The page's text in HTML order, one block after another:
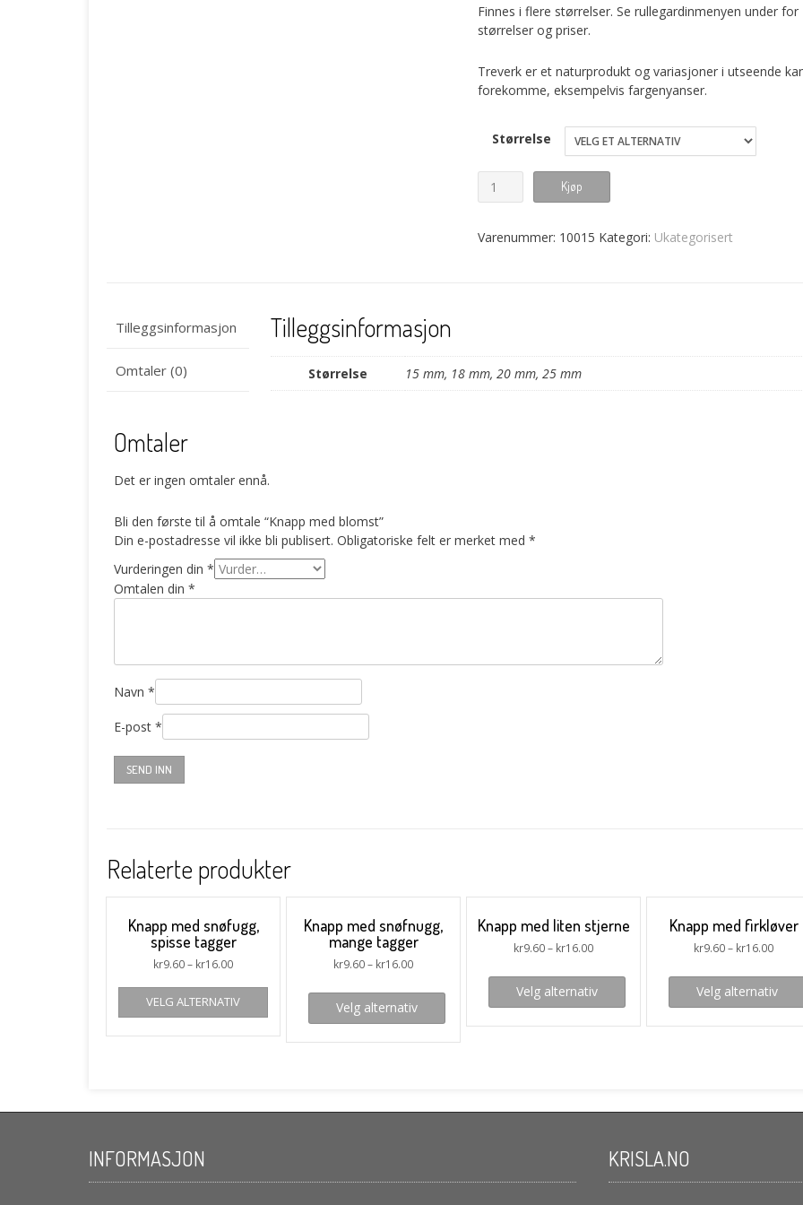
Finnes i flere størrelser. Se rullegardinmenyen under for
størrelser og priser.
Treverk er et naturprodukt og variasjoner i utseende
forekomme, eksempelvis fargenyanser.
Størrelse
Knapp
med
blomst
Kjøp
Varenummer: 10015 Kategori: Ukategorisert
Tilleggsinformasjon
Omtaler (0)
Tilleggsinformasjon
Størrelse 15 mm, 18 mm, 20 mm, 25 mm
Omtaler
Det er ingen omtaler ennå.
Bli den første til å omtale “Knapp med blomst”
Din e-postadresse vil ikke bli publisert. Obligatoriske felt er merket med *
Vurderingen din *
Omtalen din *
Navn *
E-post *
Relaterte produkter
Knapp med snøfugg,
spisse tagger
kr9.60– kr16.00
VELG ALTERNATIV
Knapp med snøfnugg,
mange tagger
kr9.60– kr16.00
Velg alternativ
Knapp med liten stjerne
kr9.60– kr16.00
Velg alternativ
Knapp med firkløver
kr9.60– kr16.00
Velg alternativ
INFORMASJON KRISLA.NO